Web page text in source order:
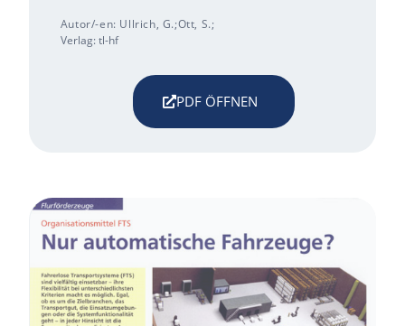
Autor/-en: Ullrich, G.;Ott, S.;
Verlag: tl-hf
PDF ÖFFNEN